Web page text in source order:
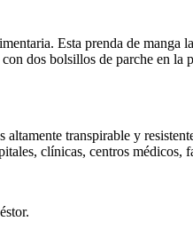
Esta prenda de
dos bolsillos de parche en
transpirable y
clínicas, centros médicos,